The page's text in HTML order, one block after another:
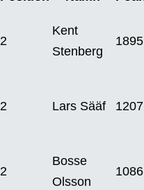
2
Kent
Stenberg
1895
2 Lars Sääf 1207
2
Bosse
Olsson
1086